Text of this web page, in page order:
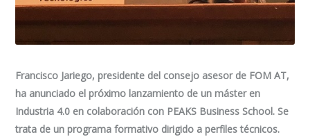
Francisco Jariego, presidente del consejo asesor de FOM AT,
ha anunciado el próximo lanzamiento de un máster en
Industria 4.0 en colaboración con PEAKS Business School. Se
trata de un programa formativo dirigido a perfiles técnicos.